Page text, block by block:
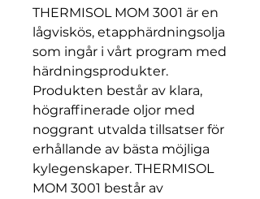
THERMISOL MOM 3001 är en
lågviskös, etapphärdningsolja
som ingår i vårt program med
härdningsprodukter.
Produkten består av klara,
högraffinerade oljor med
noggrant utvalda tillsatser för
erhållande av bästa möjliga
kylegenskaper. THERMISOL
MOM 3001 består av